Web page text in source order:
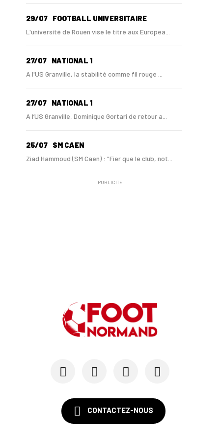
29/07 FOOTBALL UNIVERSITAIRE
L'université de Rouen vise le titre aux Europea...
27/07 NATIONAL 1
A l'US Granville, la stabilité comme fil rouge ...
27/07 NATIONAL 1
A l’US Granville, Dominique Gortari de retour a...
25/07 SM CAEN
Ziad Hammoud (SM Caen) : "Fier que le club, not...
SM CAEN - MERCATO
SM CAEN - MERCATO
Avec Mohamed Hafid, Malherbe veut frapper un gr...
SM Caen : Julien Meilhac quitte la direction de...
PUBLICITÉ
CONTACTEZ-NOUS